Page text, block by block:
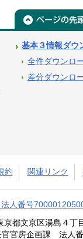
基本３情報ダウ
全件ダウンロ
差分ダウンロ
約 関連リンク
人番号
京都文京区湯島４
官房企画課 法